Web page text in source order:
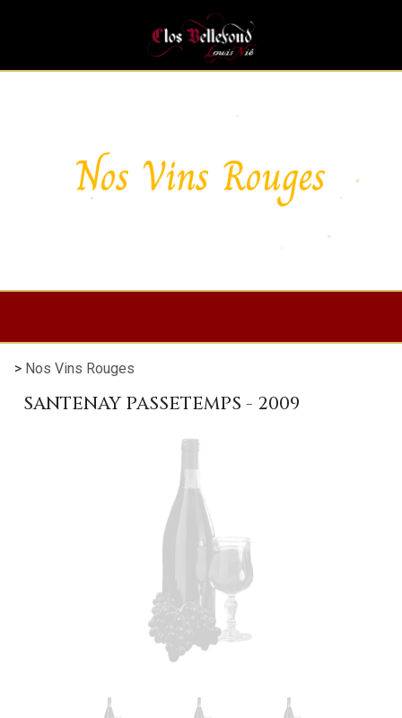
Nos Vins Rouges
> Nos Vins Rouges
SANTENAY PASSETEMPS - 2009